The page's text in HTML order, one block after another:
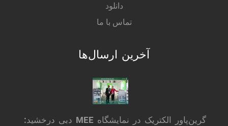
دانلود
تماس با ما
آخرین ارسال‌ها
گرین‌پاور الکتریک در نمایشگاه MEE دبی درخشید: